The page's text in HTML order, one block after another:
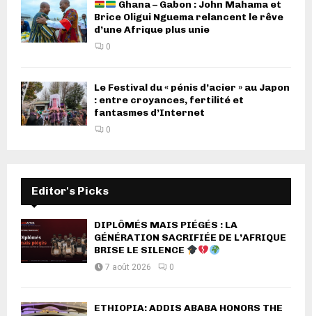
Ghana – Gabon : John Mahama et
Brice Oligui Nguema relancent le rêve
d’une Afrique plus unie
0
Le Festival du « pénis d’acier » au Japon
: entre croyances, fertilité et
fantasmes d’Internet
0
Editor's Picks
DIPLÔMÉS MAIS PIÉGÉS : LA
GÉNÉRATION SACRIFIÉE DE L’AFRIQUE
BRISE LE SILENCE
7 août 2026 0
ETHIOPIA: ADDIS ABABA HONORS THE